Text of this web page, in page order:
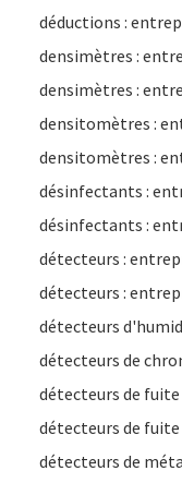
déductions :
densimètres :
densimètres :
densitomètres :
densitomètres :
désinfectants :
désinfectants :
détecteurs :
détecteurs :
détecteurs
détecteurs de
détecteurs de
détecteurs de
détecteurs de